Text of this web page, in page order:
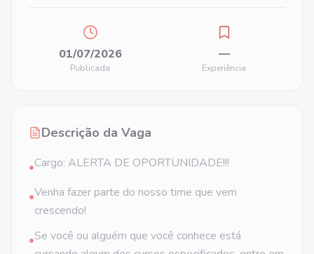
01/07/2026
Publicada
—
Experiência
Descrição da Vaga
•Cargo: ALERTA DE OPORTUNIDADE!!!
•Venha fazer parte do nosso time que vem
crescendo!
•Se você ou alguém que você conhece está